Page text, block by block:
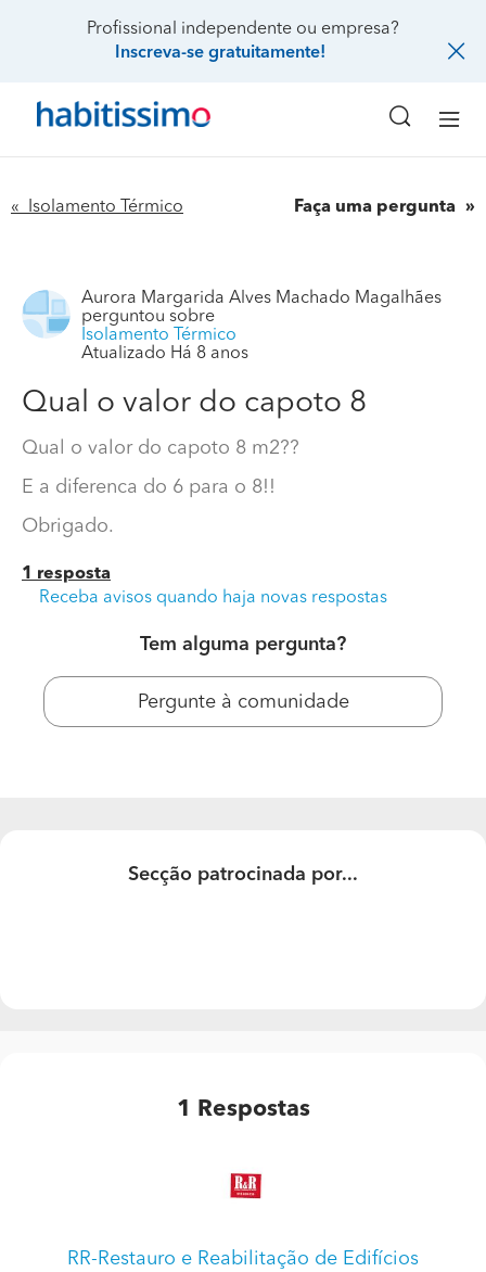
Profissional independente ou empresa?
Inscreva-se gratuitamente!
« Isolamento Térmico Faça uma pergunta
Aurora Margarida Alves Machado Magalhães
perguntou sobre
Isolamento Térmico
Atualizado Há 8 anos
Qual o valor do capoto 8
Qual o valor do capoto 8 m2??
E a diferenca do 6 para o 8!!
Obrigado.
1 resposta
Receba avisos quando haja novas respostas
Tem alguma pergunta?
Pergunte à comunidade
Secção patrocinada por...
1 Respostas
RR-Restauro e Reabilitação de Edifícios